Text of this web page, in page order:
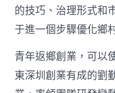
的技巧、治理形式和
于進一個步驟優化鄉
青年返鄉創業，可以
東深圳創業有成的劉